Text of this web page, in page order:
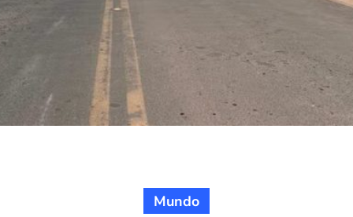
Mundo